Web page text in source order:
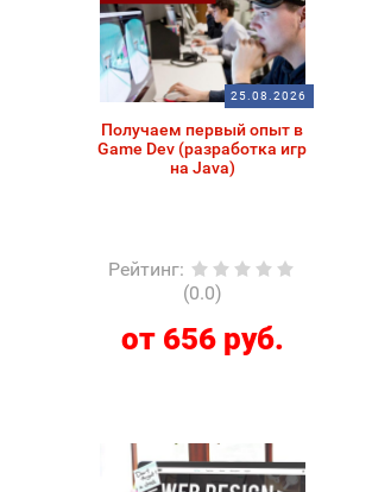
25.08.2026
Получаем первый опыт в
Game Dev (разработка игр
на Java)
Рейтинг:
(0.0)
от 656 руб.